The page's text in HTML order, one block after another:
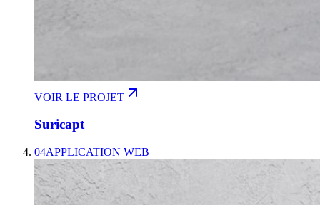
VOIR LE PROJET
Suricapt
04APPLICATION WEB